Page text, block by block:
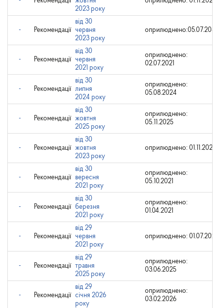
2023 року
- Рекомендації
від 30
червня
2023 року
оприлюднено:05.07.2031
- Рекомендації
від 30
червня
2021 року
оприлюднено:
02.07.2021
- Рекомендації
від 30
липня
2024 року
оприлюднено:
05.08.2024
- Рекомендації
від 30
жовтня
2025 року
оприлюднено:
05.11.2025
- Рекомендації
від 30
жовтня
2023 року
оприлюднено: 01.11.2023
- Рекомендації
від 30
вересня
2021 року
оприлюднено:
05.10.2021
- Рекомендації
від 30
березня
2021 року
оприлюднено:
01.04.2021
- Рекомендації
від 29
червня
2021 року
оприлюднено: 01.07.2021
- Рекомендації
від 29
травня
2025 року
оприлюднено:
03.06.2025
- Рекомендації
від 29
січня 2026
року
оприлюднено:
03.02.2026